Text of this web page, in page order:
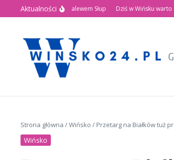
Przejdź do treści
Aktualności
Święto nad Zalewem Słup Dziś w Wińsku warto
Strona główna /Wińsko / Przetarg na Białków tuż
Wińsko